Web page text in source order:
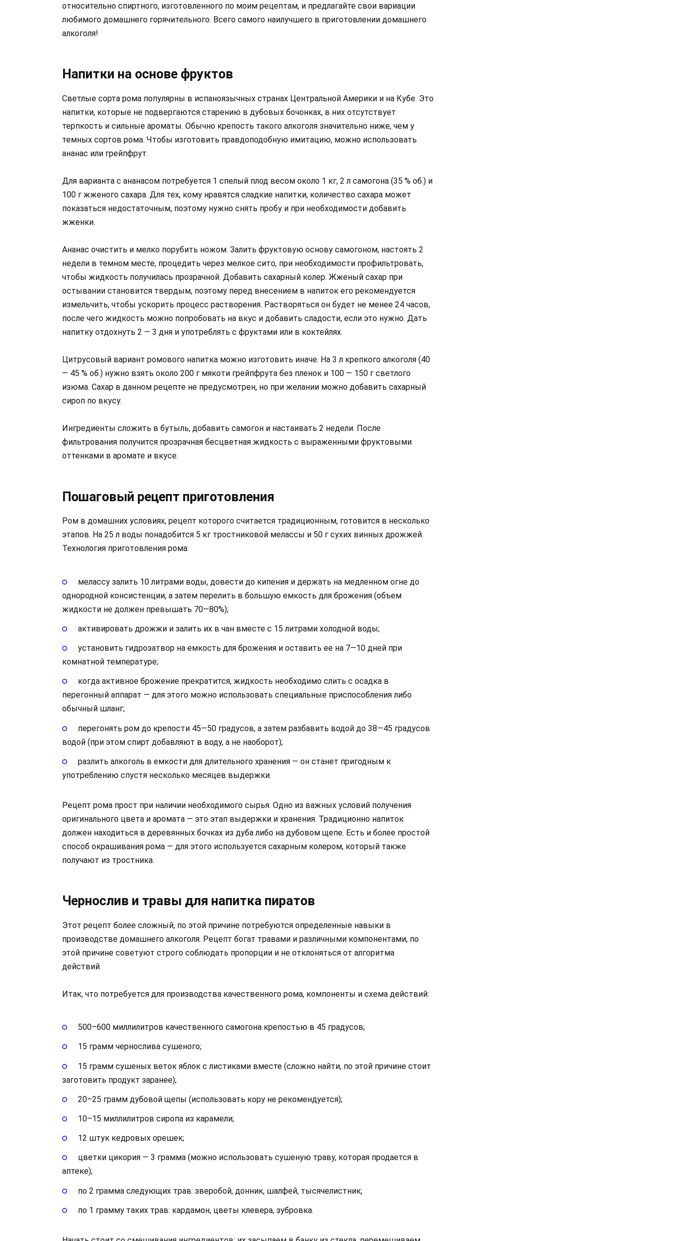
относительно спиртного, изготовленного по моим рецептам, и предлагайте свои вариации
любимого домашнего горячительного. Всего самого наилучшего в приготовлении домашнего
алкоголя!
Напитки на основе фруктов
Светлые сорта рома популярны в испаноязычных странах Центральной Америки и на Кубе. Это
напитки, которые не подвергаются старению в дубовых бочонках, в них отсутствует
терпкость и сильные ароматы. Обычно крепость такого алкоголя значительно ниже, чем у
темных сортов рома. Чтобы изготовить правдоподобную имитацию, можно использовать
ананас или грейпфрут.
Для варианта с ананасом потребуется 1 спелый плод весом около 1 кг, 2 л самогона (35 % об.) и
100 г жженого сахара. Для тех, кому нравятся сладкие напитки, количество сахара может
показаться недостаточным, поэтому нужно снять пробу и при необходимости добавить
жженки.
Ананас очистить и мелко порубить ножом. Залить фруктовую основу самогоном, настоять 2
недели в темном месте, процедить через мелкое сито, при необходимости профильтровать,
чтобы жидкость получилась прозрачной. Добавить сахарный колер. Жженый сахар при
остывании становится твердым, поэтому перед внесением в напиток его рекомендуется
измельчить, чтобы ускорить процесс растворения. Растворяться он будет не менее 24 часов,
после чего жидкость можно попробовать на вкус и добавить сладости, если это нужно. Дать
напитку отдохнуть 2 — 3 дня и употреблять с фруктами или в коктейлях.
Цитрусовый вариант ромового напитка можно изготовить иначе. На 3 л крепкого алкоголя (40
— 45 % об.) нужно взять около 200 г мякоти грейпфрута без пленок и 100 — 150 г светлого
изюма. Сахар в данном рецепте не предусмотрен, но при желании можно добавить сахарный
сироп по вкусу.
Ингредиенты сложить в бутыль, добавить самогон и настаивать 2 недели. После
фильтрования получится прозрачная бесцветная жидкость с выраженными фруктовыми
оттенками в аромате и вкусе.
Пошаговый рецепт приготовления
Ром в домашних условиях, рецепт которого считается традиционным, готовится в несколько
этапов. На 25 л воды понадобится 5 кг тростниковой мелассы и 50 г сухих винных дрожжей.
Технология приготовления рома:
мелассу залить 10 литрами воды, довести до кипения и держать на медленном огне до
однородной консистенции, а затем перелить в большую емкость для брожения (объем
жидкости не должен превышать 70—80%);
активировать дрожжи и залить их в чан вместе с 15 литрами холодной воды;
установить гидрозатвор на емкость для брожения и оставить ее на 7—10 дней при
комнатной температуре;
когда активное брожение прекратится, жидкость необходимо слить с осадка в
перегонный аппарат — для этого можно использовать специальные приспособления либо
обычный шланг;
перегонять ром до крепости 45—50 градусов, а затем разбавить водой до 38—45 градусов
водой (при этом спирт добавляют в воду, а не наоборот);
разлить алкоголь в емкости для длительного хранения — он станет пригодным к
употреблению спустя несколько месяцев выдержки.
Рецепт рома прост при наличии необходимого сырья. Одно из важных условий получения
оригинального цвета и аромата — это этап выдержки и хранения. Традиционно напиток
должен находиться в деревянных бочках из дуба либо на дубовом щепе. Есть и более простой
способ окрашивания рома — для этого используется сахарным колером, который также
получают из тростника.
Чернослив и травы для напитка пиратов
Этот рецепт более сложный, по этой причине потребуются определенные навыки в
производстве домашнего алкоголя. Рецепт богат травами и различными компонентами, по
этой причине советуют строго соблюдать пропорции и не отклоняться от алгоритма
действий.
Итак, что потребуется для производства качественного рома, компоненты и схема действий:
500–600 миллилитров качественного самогона крепостью в 45 градусов;
15 грамм чернослива сушеного;
15 грамм сушеных веток яблок с листиками вместе (сложно найти, по этой причине стоит
заготовить продукт заранее);
20–25 грамм дубовой щепы (использовать кору не рекомендуется);
10–15 миллилитров сиропа из карамели;
12 штук кедровых орешек;
цветки цикория — 3 грамма (можно использовать сушеную траву, которая продается в
аптеке);
по 2 грамма следующих трав: зверобой, донник, шалфей, тысячелистник;
по 1 грамму таких трав: кардамон, цветы клевера, зубровка.